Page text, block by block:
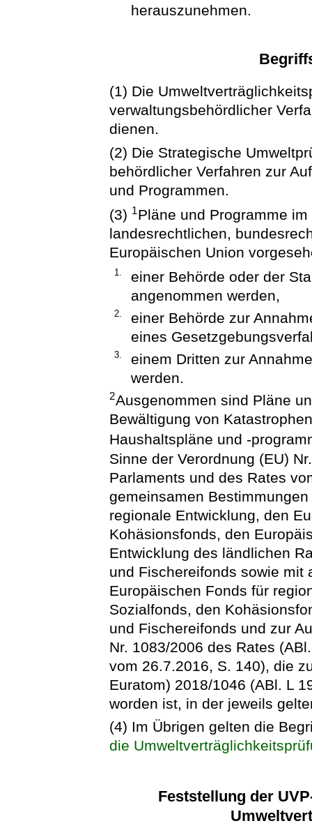
herauszunehmen.
(1) Die
verwaltungsbehördlicher
dienen.
(2) Die Strategische
behördlicher Verfahren zur
und Programmen.
(3) 1Pläne und Programme
landesrechtlichen,
Europäischen Union
1.
einer Behörde oder der
angenommen werden,
2.
einer Behörde zur
eines
3.
einem Dritten zur
werden.
2Ausgenommen sind Pläne
Bewältigung von
Haushaltspläne und -
Sinne der Verordnung (EU)
Parlaments und des Rates
gemeinsamen
regionale Entwicklung, den
Kohäsionsfonds, den
Entwicklung des ländlichen
und Fischereifonds sowie mit
Europäischen Fonds für
Sozialfonds, den
und Fischereifonds und zur
Nr. 1083/2006 des Rates
vom 26.7.2016, S. 140), die
Euratom) 2018/1046 (ABl. L
worden ist, in der jeweils
(4) Im Übrigen gelten die
die
Feststellung der